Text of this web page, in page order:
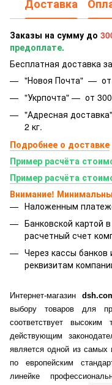
Доставка
Заказы на сумму до
предоплате.
Бесплатная доставка
"Новоя Почта" — от
"Укрпочта" — от
"Адресная
2 кг.
Подробнее о доставке
Пример расчёта
Пример расчёта
Внимание!
Наложенным
Банковской картой
расчетный счет
Через кассы
реквизитам
Интернет-магазин
выбору товаров для
соответствует высоким
действующим
является одной из самых
по европейским
линейке